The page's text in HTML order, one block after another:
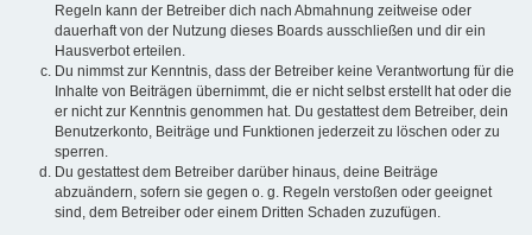
Regeln kann der Betreiber dich nach Abmahnung zeitweise oder
dauerhaft von der Nutzung dieses Boards ausschließen und dir ein
Hausverbot erteilen.
Du nimmst zur Kenntnis, dass der Betreiber keine Verantwortung für die
Inhalte von Beiträgen übernimmt, die er nicht selbst erstellt hat oder die
er nicht zur Kenntnis genommen hat. Du gestattest dem Betreiber, dein
Benutzerkonto, Beiträge und Funktionen jederzeit zu löschen oder zu
sperren.
Du gestattest dem Betreiber darüber hinaus, deine Beiträge
abzuändern, sofern sie gegen o. g. Regeln verstoßen oder geeignet
sind, dem Betreiber oder einem Dritten Schaden zuzufügen.